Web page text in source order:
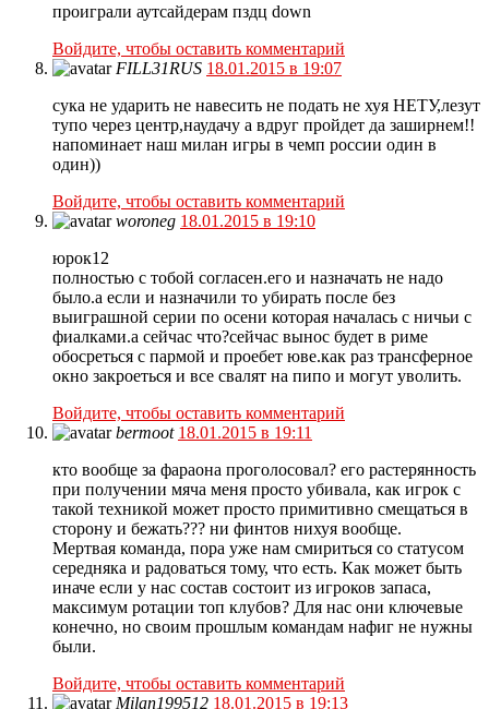
проиграли аутсайдерам пздц down
Войдите, чтобы оставить комментарий
FILL31RUS 18.01.2015 в 19:07
сука не ударить не навесить не подать не хуя НЕТУ,лезут
тупо через центр,наудачу а вдруг пройдет да заширнем!!
напоминает наш милан игры в чемп россии один в
один))
Войдите, чтобы оставить комментарий
woroneg 18.01.2015 в 19:10
юрок12
полностью с тобой согласен.его и назначать не надо
было.а если и назначили то убирать после без
выиграшной серии по осени которая началась с ничьи с
фиалками.а сейчас что?сейчас вынос будет в риме
обосреться с пармой и проебет юве.как раз трансферное
окно закроеться и все свалят на пипо и могут уволить.
Войдите, чтобы оставить комментарий
bermoot 18.01.2015 в 19:11
кто вообще за фараона проголосовал? его растерянность
при получении мяча меня просто убивала, как игрок с
такой техникой может просто примитивно смещаться в
сторону и бежать??? ни финтов нихуя вообще.
Мертвая команда, пора уже нам смириться со статусом
середняка и радоваться тому, что есть. Как может быть
иначе если у нас состав состоит из игроков запаса,
максимум ротации топ клубов? Для нас они ключевые
конечно, но своим прошлым командам нафиг не нужны
были.
Войдите, чтобы оставить комментарий
Milan199512 18.01.2015 в 19:13